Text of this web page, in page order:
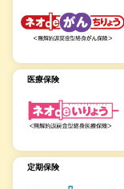
医療保険
定期保険